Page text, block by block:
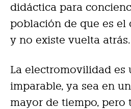
didáctica para
población de que es el
y no existe vuelta atrás.
La electromovilidad es
imparable, ya sea en
mayor de tiempo, pero